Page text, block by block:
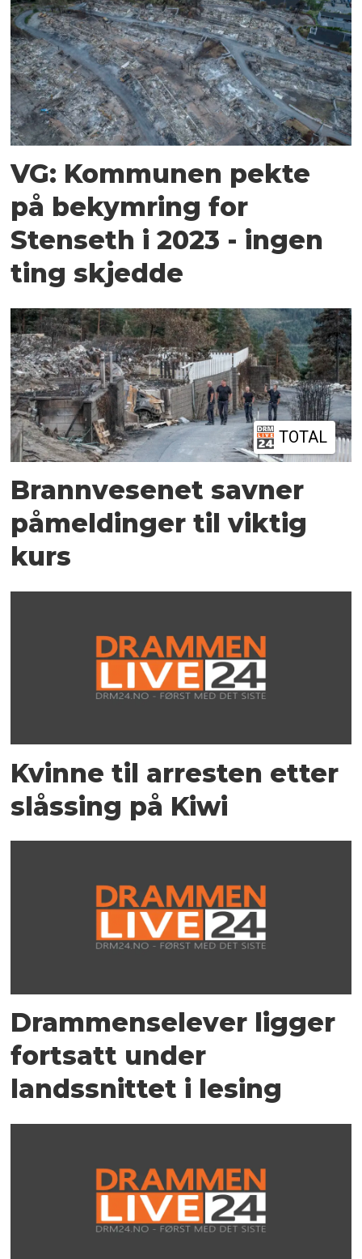
VG: Kommunen pekte
på bekymring for
Stenseth i 2023 - ingen
ting skjedde
TOTAL
Brannvesenet savner
påmeldinger til viktig
kurs
Kvinne til arresten etter
slåssing på Kiwi
Drammenselever ligger
fortsatt under
landssnittet i lesing